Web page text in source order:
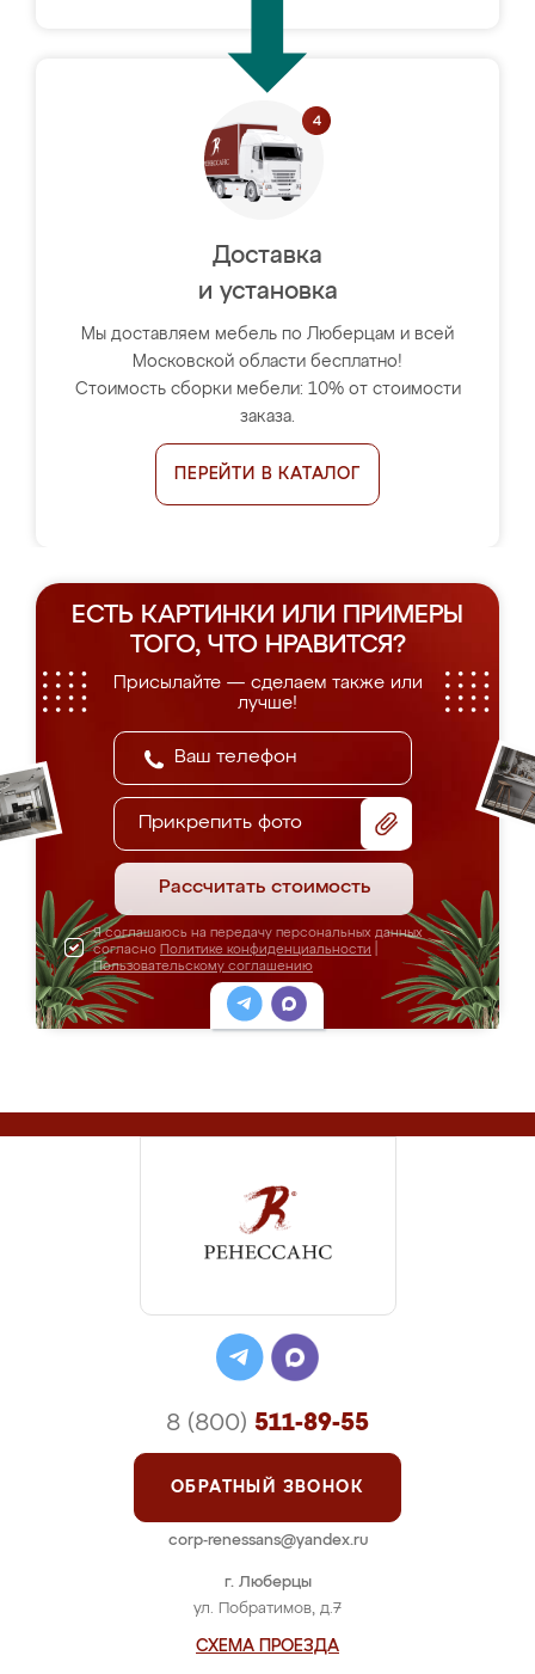
Доставка
и установка
Мы доставляем мебель по Люберцам и всей
Московской области бесплатно!
Стоимость сборки мебели: 10% от стоимости
заказа.
ПЕРЕЙТИ В КАТАЛОГ
ЕСТЬ КАРТИНКИ ИЛИ ПРИМЕРЫ
ТОГО, ЧТО НРАВИТСЯ?
Присылайте — сделаем также или
лучше!
Прикрепить фото
Рассчитать стоимость
Я соглашаюсь на передачу персональных данных
согласно Политике конфиденциальности
Пользовательскому соглашению
г. Люберцы
ул. Побратимов, д.7
СХЕМА ПРОЕЗДА
8 (800) 511-89-55
ОБРАТНЫЙ ЗВОНОК
corp-renessans@yandex.ru